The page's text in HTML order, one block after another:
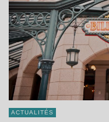
ACTUALITÉS